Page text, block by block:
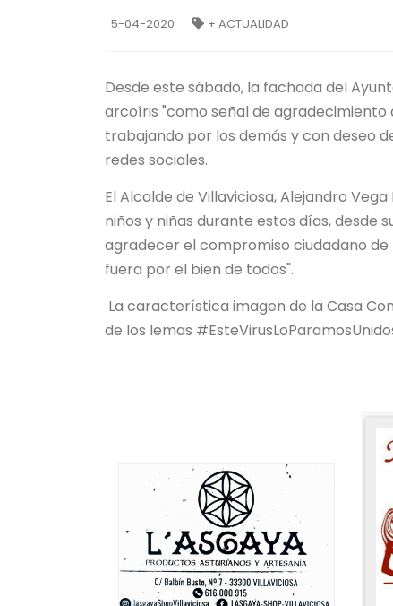
5-04-2020 + ACTUALIDAD
Desde este sábado, la fachada del
arcoíris "como señal de agradecimiento
trabajando por los demás y con deseo
redes sociales.
El Alcalde de Villaviciosa, Alejandro
niños y niñas durante estos días, desde
agradecer el compromiso ciudadano de
fuera por el bien de todos".
La característica imagen de la Casa
de los lemas